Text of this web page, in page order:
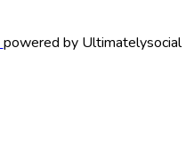
powered by Ultimatelysocial